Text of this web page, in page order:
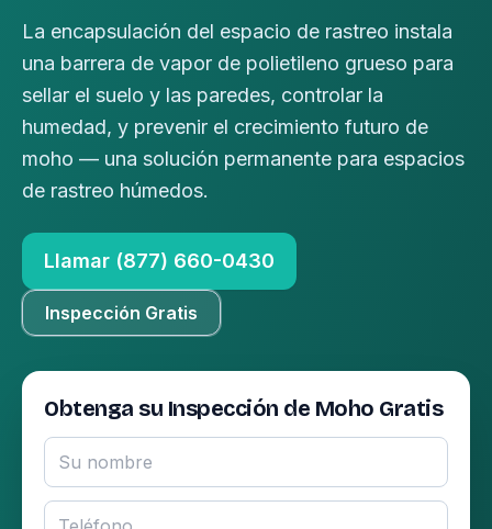
La encapsulación del espacio de rastreo instala
una barrera de vapor de polietileno grueso para
sellar el suelo y las paredes, controlar la
humedad, y prevenir el crecimiento futuro de
moho — una solución permanente para espacios
de rastreo húmedos.
Llamar (877) 660-0430
Inspección Gratis
Obtenga su Inspección de Moho Gratis